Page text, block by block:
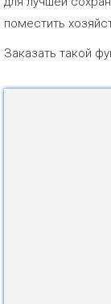
поместить
Заказать такой